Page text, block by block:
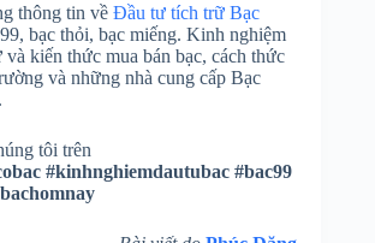
thông tin về Đầu tư tích trữ Bạc
bạc thỏi, bạc miếng. Kinh nghiệm
kiến thức mua bán bạc, cách thức
và những nhà cung cấp Bạc
tôi trên
#kinhnghiemdautubac #bac99